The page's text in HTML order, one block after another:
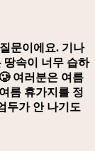
문이에요. 기나
땅속이 너무 습하
여러분은 여름
름 휴가지를 정
두가 안 나기도